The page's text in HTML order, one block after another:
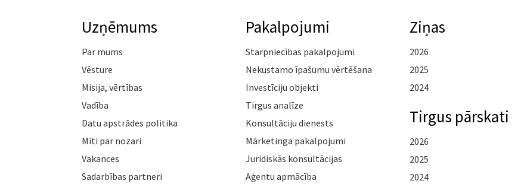
Uzņēmums
Par mums
Vēsture
Misija, vērtības
Vadība
Datu apstrādes politika
Mīti par nozari
Vakances
Sadarbības partneri
Pakalpojumi
Starpniecības pakalpojumi
Nekustamo īpašumu vērtēšana
Investīciju objekti
Tirgus analīze
Konsultāciju dienests
Mārketinga pakalpojumi
Juridiskās konsultācijas
Aģentu apmācība
Ziņas
2026
2025
2024
Tirgus pārskati
2026
2025
2024